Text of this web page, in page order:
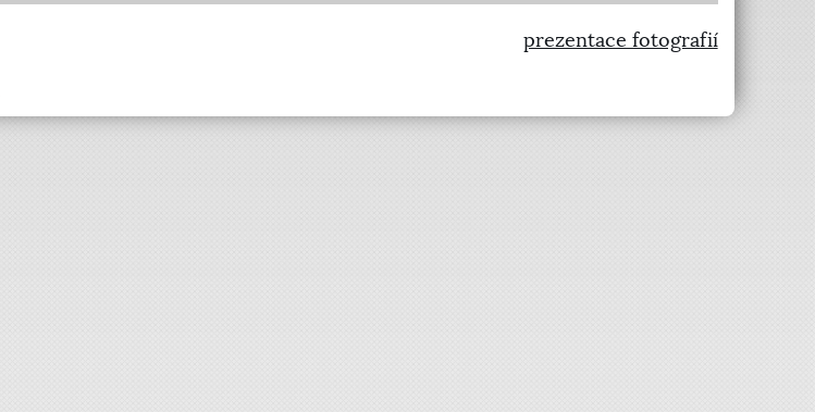
prezentace fotografií